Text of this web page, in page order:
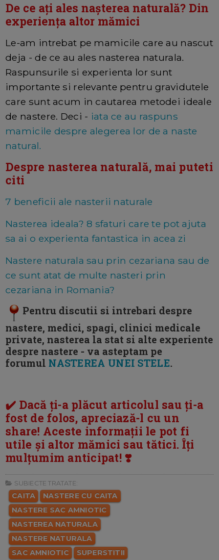
De ce ați ales nașterea naturală? Din
experiența altor mămici
Le-am intrebat pe mamicile care au nascut
deja - de ce au ales nasterea naturala.
Raspunsurile si experienta lor sunt
importante si relevante pentru gravidutele
care sunt acum in cautarea metodei ideale
de nastere. Deci - iata ce au raspuns
mamicile despre alegerea lor de a naste
natural.
Despre nasterea naturală, mai puteti
citi
7 beneficii ale nasterii naturale
Nasterea ideala? 8 sfaturi care te pot ajuta
sa ai o experienta fantastica in acea zi
Nastere naturala sau prin cezariana sau de
ce sunt atat de multe nasteri prin
cezariana in Romania?
Pentru discutii si intrebari despre
nastere, medici, spagi, clinici medicale
private, nasterea la stat si alte experiente
despre nastere - va asteptam pe
forumul NASTEREA UNEI STELE.
✔️ Dacă ți-a plăcut articolul sau ți-a
fost de folos, apreciază-l cu un
share! Aceste informații le pot fi
utile și altor mămici sau tătici. Îți
mulțumim anticipat! ❣️
SUBIECTE TRATATE:
CAITA
NASTERE CU CAITA
NASTERE SAC AMNIOTIC
NASTEREA NATURALA
NASTERE NATURALA
SAC AMNIOTIC
SUPERSTITII